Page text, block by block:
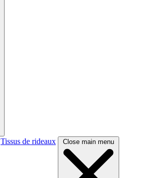
Tissus de rideaux Close main menu